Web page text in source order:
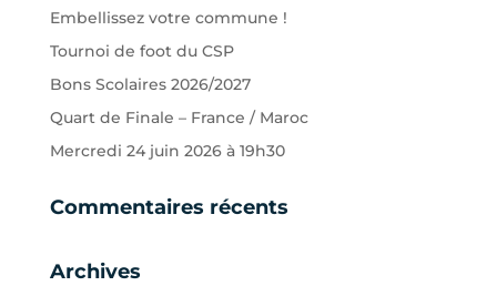
Embellissez votre commune !
Tournoi de foot du CSP
Bons Scolaires 2026/2027
Quart de Finale – France / Maroc
Mercredi 24 juin 2026 à 19h30
Commentaires récents
Archives